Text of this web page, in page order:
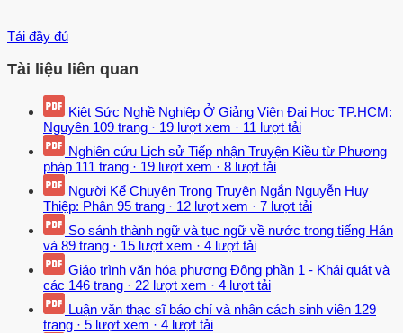
Tải đầy đủ
Tài liệu liên quan
Kiệt Sức Nghề Nghiệp Ở Giảng Viên Đại Học TP.HCM:
Nguyên 109 trang · 19 lượt xem · 11 lượt tải
Nghiên cứu Lịch sử Tiếp nhận Truyện Kiều từ Phương
pháp 111 trang · 19 lượt xem · 8 lượt tải
Người Kể Chuyện Trong Truyện Ngắn Nguyễn Huy
Thiệp: Phân 95 trang · 12 lượt xem · 7 lượt tải
So sánh thành ngữ và tục ngữ về nước trong tiếng Hán
và 89 trang · 15 lượt xem · 4 lượt tải
Giáo trình văn hóa phương Đông phần 1 - Khái quát và
các 146 trang · 22 lượt xem · 4 lượt tải
Luận văn thạc sĩ báo chí và nhân cách sinh viên 129
trang · 5 lượt xem · 4 lượt tải